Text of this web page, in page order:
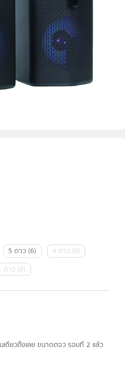
5 ดาว (6) 4 ดาว (0)
ดาว (0)
เดียวถึงเลย ขนาดตจว รอบที่ 2 แล้ว